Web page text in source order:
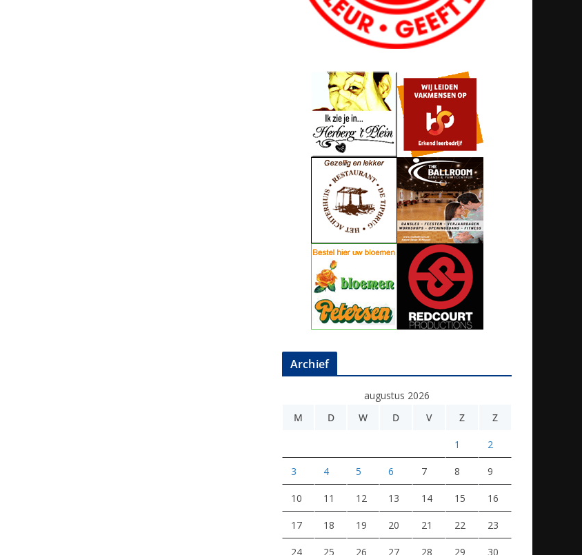
Archief
augustus 2026
M
D W D V Z Z
1 2
3 4 5 6 7 8 9
10 11 12 13 14 15 16
17 18 19 20 21 22 23
24 25 26 27 28 29 30